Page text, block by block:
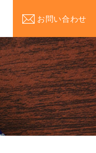
お問い合わせ